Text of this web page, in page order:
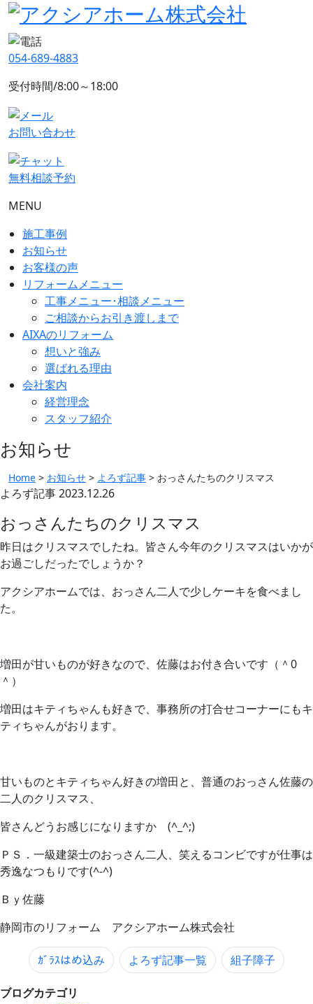
054-689-4883
受付時間/8:00～18:00
お問い合わせ
無料相談予約
MENU
施工事例
お知らせ
お客様の声
リフォームメニュー
工事メニュー･相談メニュー
ご相談からお引き渡しまで
AIXAのリフォーム
想いと強み
選ばれる理由
会社案内
経営理念
スタッフ紹介
お知らせ
Home > お知らせ > よろず記事 > おっさんたちのクリスマス
よろず記事2023.12.26
おっさんたちのクリスマス
昨日はクリスマスでしたね。皆さん今年のクリスマスはいかが
お過ごしだったでしょうか？
アクシアホームでは、おっさん二人で少しケーキを食べまし
た。
増田が甘いものが好きなので、佐藤はお付き合いです（＾0
＾）
増田はキティちゃんも好きで、事務所の打合せコーナーにもキ
ティちゃんがおります。
甘いものとキティちゃん好きの増田と、普通のおっさん佐藤の
二人のクリスマス、
皆さんどうお感じになりますか (^_^;)
ＰＳ．一級建築士のおっさん二人、笑えるコンビですが仕事は
秀逸なつもりです(^-^)
Ｂｙ佐藤
静岡市のリフォーム アクシアホーム株式会社
ｶﾞﾗｽはめ込み よろず記事一覧 組子障子
ブログカテゴリ